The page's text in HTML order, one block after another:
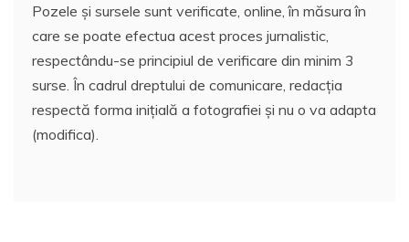
Pozele și sursele sunt verificate, online, în măsura în
care se poate efectua acest proces jurnalistic,
respectându-se principiul de verificare din minim 3
surse. În cadrul dreptului de comunicare, redacția
respectă forma inițială a fotografiei și nu o va adapta
(modifica).